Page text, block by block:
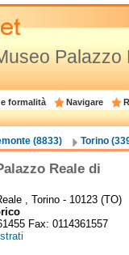
Palazzo
formalità Navigare
(8833) Torino
Reale di
, Torino - 10123 (TO)
Fax: 0114361557